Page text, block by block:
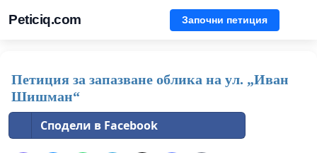
Peticiq.com Започни петиция
Петиция за запазване облика на ул. „Иван
Шишман“
Сподели в Facebook